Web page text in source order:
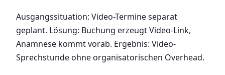
Ausgangssituation: Video-Termine separat
geplant. Lösung: Buchung erzeugt Video-Link,
Anamnese kommt vorab. Ergebnis: Video-
Sprechstunde ohne organisatorischen Overhead.